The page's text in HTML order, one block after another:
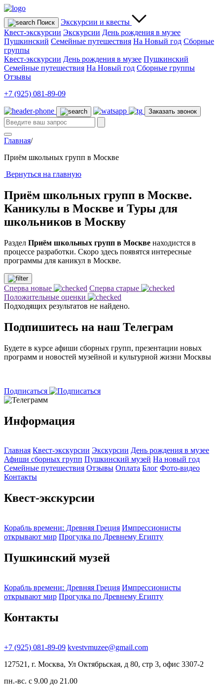
Поиск Экскурсии и квесты
Квест-экскурсии Экскурсии День рождения в музее
Пушкинский Семейные путешествия На Новый год Сборные
группы
Квест-экскурсии День рождения в музее Пушкинский
Семейные путешествия На Новый год Сборные группы
Отзывы
+7 (925) 081-89-09
Заказать звонок
Главная/
Приём школьных групп в Москве
Вернуться на главную
Приём школьных групп в Москве.
Каникулы в Москве и Туры для
школьников в Москву
Раздел Приём школьных групп в Москве находистся в
процессе разработки. Скоро здесь появятся интересные
программы для каникул в Москве.
Сперва новые
Сперва старые
Положительные оценки
Подходящих результатов не найдено.
Подпишитесь на наш Телеграм
Будете в курсе афиши сборных групп, презентации новых
программ и новостей музейной и культурной жизни Москвы
Подписаться
Информация
Главная Квест-экскурсии Экскурсии День рождения в музее
Афиши сборных групп Пушкинский музей На новый год
Семейные путешествия Отзывы Оплата Блог Фото-видео
Контакты
Квест-экскурсии
Корабль времени: Древняя Греция Импрессионисты
открывают мир Прогулка по Древнему Египту
Пушкинский музей
Корабль времени: Древняя Греция Импрессионисты
открывают мир Прогулка по Древнему Египту
Контакты
+7 (925) 081-89-09 kvestvmuzee@gmail.com
127521, г. Москва, Ул Октябрьская, д 80, стр 3, офис 3307-2
пн.-вс. с 9.00 до 21.00